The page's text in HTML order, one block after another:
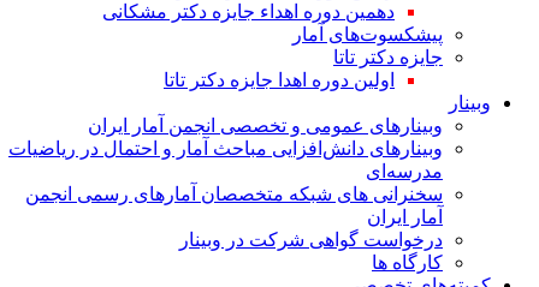
دهمین دوره اهداء جایزه دکتر مشکانی
پیشکسوت‌های آمار
جایزه دکتر تاتا
اولین دوره اهدا جایزه دکتر تاتا
وبینار
وبینارهای عمومی و تخصصی انجمن آمار ایران
وبینارهای دانش‌افزایی مباحث آمار و احتمال در ریاضیات
مدرسه‌ای
سخنرانی های شبکه متخصصان آمارهای رسمی انجمن
آمار ایران
درخواست گواهی شرکت در وبینار
کارگاه ها